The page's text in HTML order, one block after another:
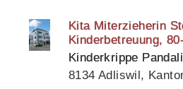
Kita Miterzieherin
Kinderbetreuung,
Kinderkrippe
8134 Adliswil,